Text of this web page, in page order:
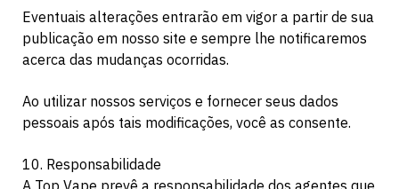
Eventuais alterações entrarão em vigor a partir de sua
publicação em nosso site e sempre lhe notificaremos
acerca das mudanças ocorridas.
Ao utilizar nossos serviços e fornecer seus dados
pessoais após tais modificações, você as consente.
10. Responsabilidade
A Top Vape prevê a responsabilidade dos agentes que